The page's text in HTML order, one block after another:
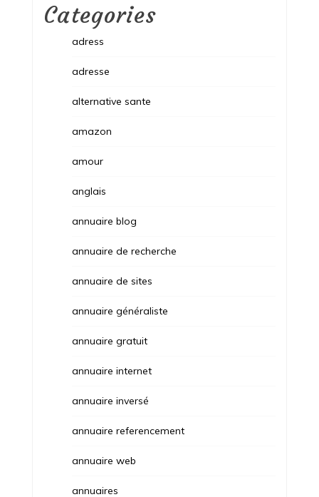
Categories
adress
adresse
alternative sante
amazon
amour
anglais
annuaire blog
annuaire de recherche
annuaire de sites
annuaire généraliste
annuaire gratuit
annuaire internet
annuaire inversé
annuaire referencement
annuaire web
annuaires